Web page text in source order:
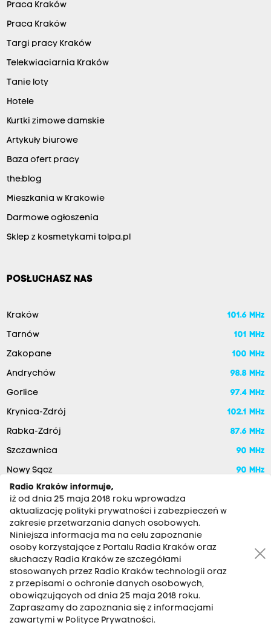
Praca Kraków
Praca Kraków
Targi pracy Kraków
Telekwiaciarnia Kraków
Tanie loty
Hotele
Kurtki zimowe damskie
Artykuły biurowe
Baza ofert pracy
the:blog
Mieszkania w Krakowie
Darmowe ogłoszenia
Sklep z kosmetykami tolpa.pl
POSŁUCHASZ NAS
Kraków 101.6 MHz
Tarnów 101 MHz
Zakopane 100 MHz
Andrychów 98.8 MHz
Gorlice 97.4 MHz
Krynica-Zdrój 102.1 MHz
Rabka-Zdrój 87.6 MHz
Szczawnica 90 MHz
Nowy Sącz 90 MHz
RADIO KRAKÓW SA. Aleja Juliusza Słowackiego 22, 30-007
Kraków
Antena: 12 200 33 33
Radio Kraków informuje,
iż od dnia 25 maja 2018 roku wprowadza
aktualizację polityki prywatności i zabezpieczeń w
zakresie przetwarzania danych osobowych.
Niniejsza informacja ma na celu zapoznanie
osoby korzystające z Portalu Radia Kraków oraz
słuchaczy Radia Kraków ze szczegółami
stosowanych przez Radio Kraków technologii oraz
z przepisami o ochronie danych osobowych,
obowiązujących od dnia 25 maja 2018 roku.
Zapraszamy do zapoznania się z informacjami
zawartymi w Polityce Prywatności.